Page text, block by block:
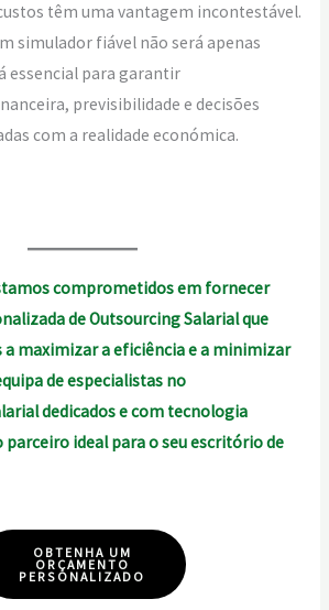
têm uma vantagem incontestável.
simulador fiável não será apenas
essencial para garantir
previsibilidade e decisões
com a realidade económica.
comprometidos em fornecer
de Outsourcing Salarial que
maximizar a eficiência e a minimizar
de especialistas no
dedicados e com tecnologia
parceiro ideal para o seu escritório de
OBTENHA UM
ORÇAMENTO
PERSONALIZADO